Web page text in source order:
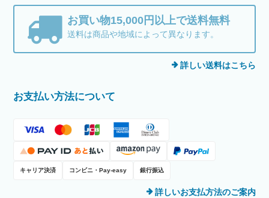
お買い物15,000円以上で送料無料
送料は商品や地域によって異なります。
詳しい送料はこちら
お支払い方法について
キャリア決済 コンビニ・Pay-easy 銀行振込
詳しいお支払方法のご案内